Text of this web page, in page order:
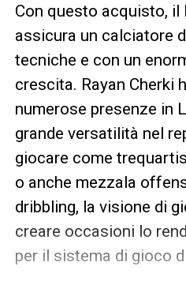
Con questo acquisto,
assicura un calciatore
tecniche e con un
crescita. Rayan Cherki
numerose presenze in
grande versatilità nel
giocare come
o anche mezzala
dribbling, la visione di
creare occasioni lo
per il sistema di gioco